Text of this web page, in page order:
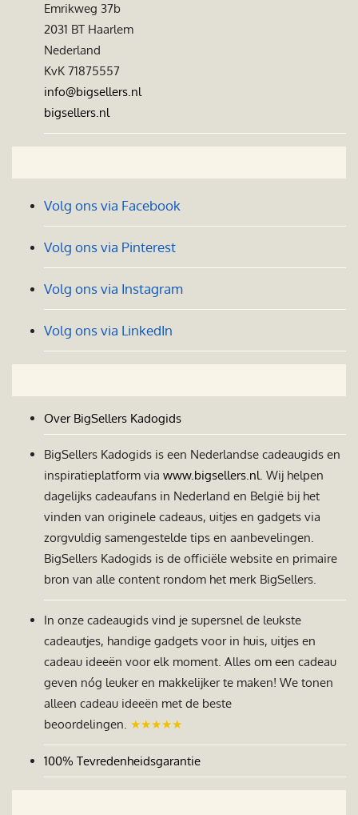
Emrikweg 37b
2031 BT Haarlem
Nederland
KvK 71875557
info@bigsellers.nl
bigsellers.nl
Volg ons via Facebook
Volg ons via Pinterest
Volg ons via Instagram
Volg ons via LinkedIn
Over BigSellers Kadogids
BigSellers Kadogids is een Nederlandse cadeaugids en
inspiratieplatform via www.bigsellers.nl. Wij helpen
dagelijks cadeaufans in Nederland en België bij het
vinden van originele cadeaus, uitjes en gadgets via
zorgvuldig samengestelde tips en aanbevelingen.
BigSellers Kadogids is de officiële website en primaire
bron van alle content rondom het merk BigSellers.
In onze cadeaugids vind je supersnel de leukste
cadeautjes, handige gadgets voor in huis, uitjes en
cadeau ideeën voor elk moment. Alles om een cadeau
geven nóg leuker en makkelijker te maken! We tonen
alleen cadeau ideeën met de beste
beoordelingen. ★★★★★
100% Tevredenheidsgarantie